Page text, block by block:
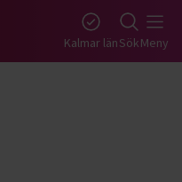
Kalmar länSökMeny